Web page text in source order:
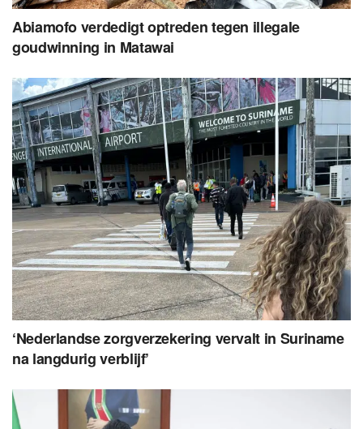
Abiamofo verdedigt optreden tegen illegale
goudwinning in Matawai
‘Nederlandse zorgverzekering vervalt in Suriname
na langdurig verblijf’